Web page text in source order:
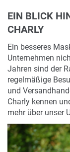
EIN BLICK
CHARLY
Ein besseres
Unternehmen
Jahren sind der
regelmäßige
und
Charly kennen
mehr über unser